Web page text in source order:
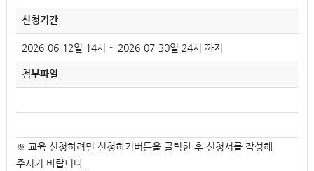
신청기간
2026-06-12일 14시 ~ 2026-07-30일 24시 까지
첨부파일
※ 교육 신청하려면 신청하기버튼을 클릭한 후 신청서를 작성해
주시기 바랍니다.